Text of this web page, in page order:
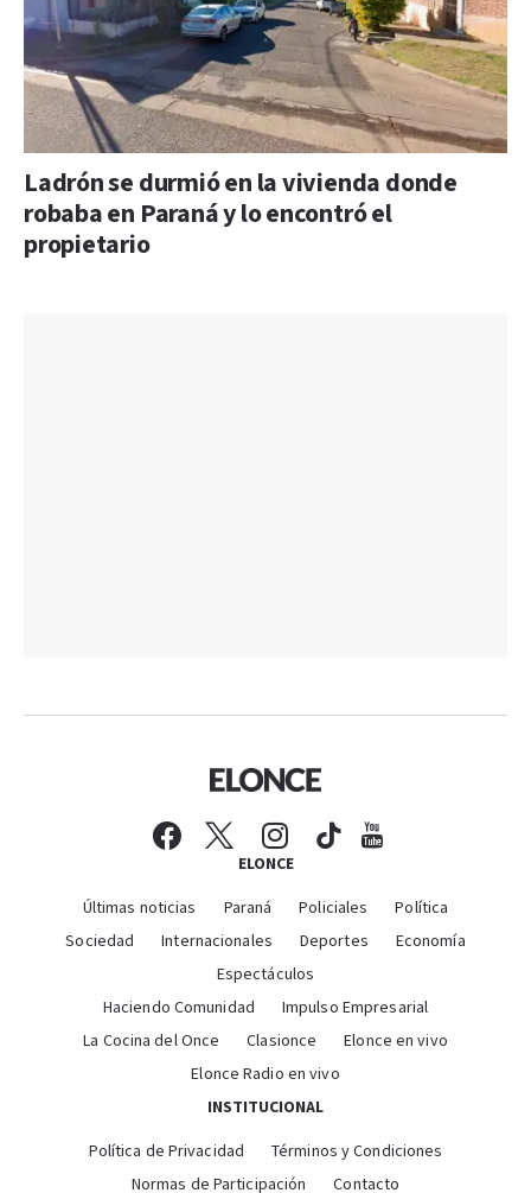
Ladrón se durmió en la vivienda donde
robaba en Paraná y lo encontró el
propietario
ELONCE
Últimas noticias Paraná Policiales
Política
Sociedad
Internacionales Deportes
Economía
Espectáculos
Haciendo Comunidad
Impulso Empresarial
La Cocina del Once
Clasionce
Elonce en vivo
Elonce Radio en vivo
INSTITUCIONAL
Política de Privacidad
Términos y Condiciones
Normas de Participación
Contacto